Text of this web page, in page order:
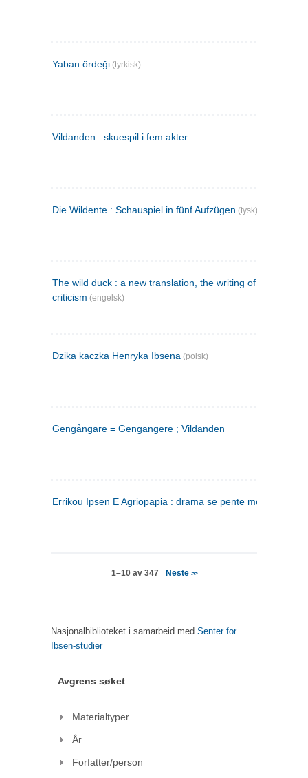
Yaban ördeği (tyrkisk)
Vildanden : skuespil i fem akter
Die Wildente : Schauspiel in fünf Aufzügen (tysk)
The wild duck : a new translation, the writing of the play,
criticism (engelsk)
Dzika kaczka Henryka Ibsena (polsk)
Gengångare = Gengangere ; Vildanden
Errikou Ipsen E Agriopapia : drama se pente mere
1–10 av 347 Neste >>
Nasjonalbiblioteket i samarbeid med Senter for
Ibsen-studier
Avgrens søket
Materialtyper
År
Forfatter/person